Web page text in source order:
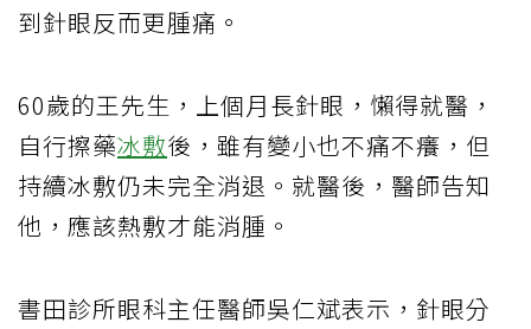
到針眼反而更腫痛。
60歲的王先生，上個月長針眼，懶得就醫，
自行擦藥冰敷後，雖有變小也不痛不癢，但
持續冰敷仍未完全消退。就醫後，醫師告知
他，應該熱敷才能消腫。
書田診所眼科主任醫師吳仁斌表示，針眼分